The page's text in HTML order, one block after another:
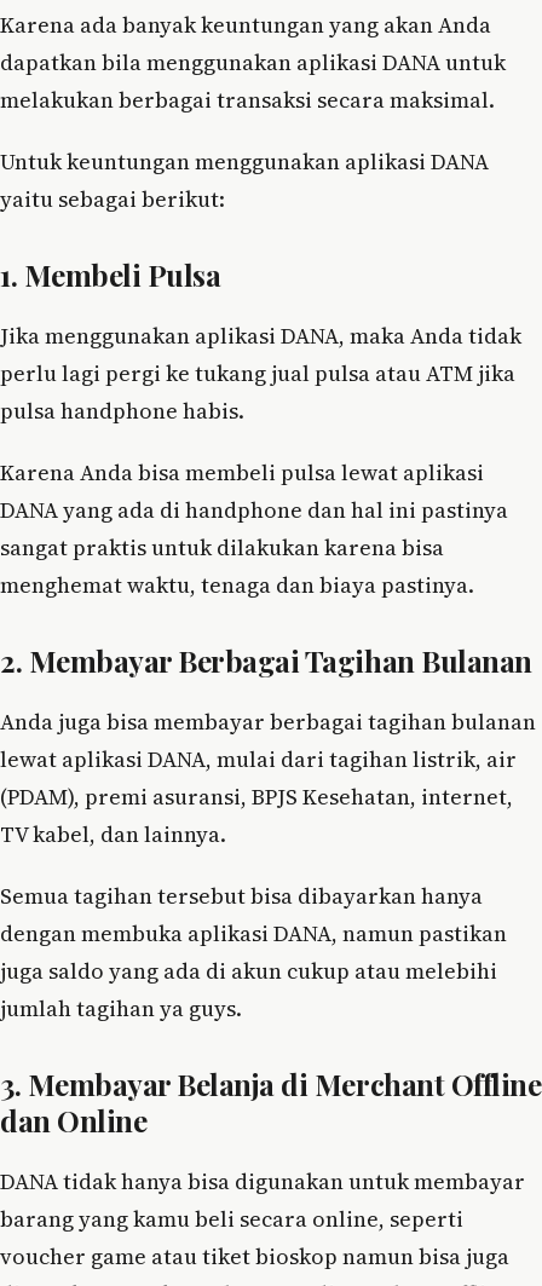
Karena ada banyak keuntungan yang akan Anda
dapatkan bila menggunakan aplikasi DANA untuk
melakukan berbagai transaksi secara maksimal.
Untuk keuntungan menggunakan aplikasi DANA
yaitu sebagai berikut:
1. Membeli Pulsa
Jika menggunakan aplikasi DANA, maka Anda tidak
perlu lagi pergi ke tukang jual pulsa atau ATM jika
pulsa handphone habis.
Karena Anda bisa membeli pulsa lewat aplikasi
DANA yang ada di handphone dan hal ini pastinya
sangat praktis untuk dilakukan karena bisa
menghemat waktu, tenaga dan biaya pastinya.
2. Membayar Berbagai Tagihan Bulanan
Anda juga bisa membayar berbagai tagihan bulanan
lewat aplikasi DANA, mulai dari tagihan listrik, air
(PDAM), premi asuransi, BPJS Kesehatan, internet,
TV kabel, dan lainnya.
Semua tagihan tersebut bisa dibayarkan hanya
dengan membuka aplikasi DANA, namun pastikan
juga saldo yang ada di akun cukup atau melebihi
jumlah tagihan ya guys.
3. Membayar Belanja di Merchant Offline
dan Online
DANA tidak hanya bisa digunakan untuk membayar
barang yang kamu beli secara online, seperti
voucher game atau tiket bioskop namun bisa juga